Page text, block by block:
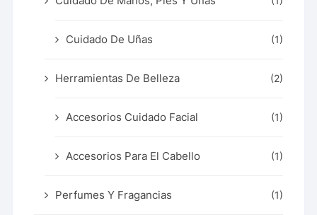
Cuidado De Uñas (1)
Herramientas De Belleza (2)
Accesorios Cuidado Facial (1)
Accesorios Para El Cabello (1)
Perfumes Y Fragancias (1)